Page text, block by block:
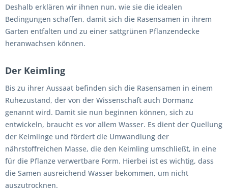
Deshalb erklären wir ihnen nun, wie sie die idealen
Bedingungen schaffen, damit sich die Rasensamen in ihrem
Garten entfalten und zu einer sattgrünen Pflanzendecke
heranwachsen können.
Der Keimling
Bis zu ihrer Aussaat befinden sich die Rasensamen in einem
Ruhezustand, der von der Wissenschaft auch Dormanz
genannt wird. Damit sie nun beginnen können, sich zu
entwickeln, braucht es vor allem Wasser. Es dient der Quellung
der Keimlinge und fördert die Umwandlung der
nährstoffreichen Masse, die den Keimling umschließt, in eine
für die Pflanze verwertbare Form. Hierbei ist es wichtig, dass
die Samen ausreichend Wasser bekommen, um nicht
auszutrocknen.